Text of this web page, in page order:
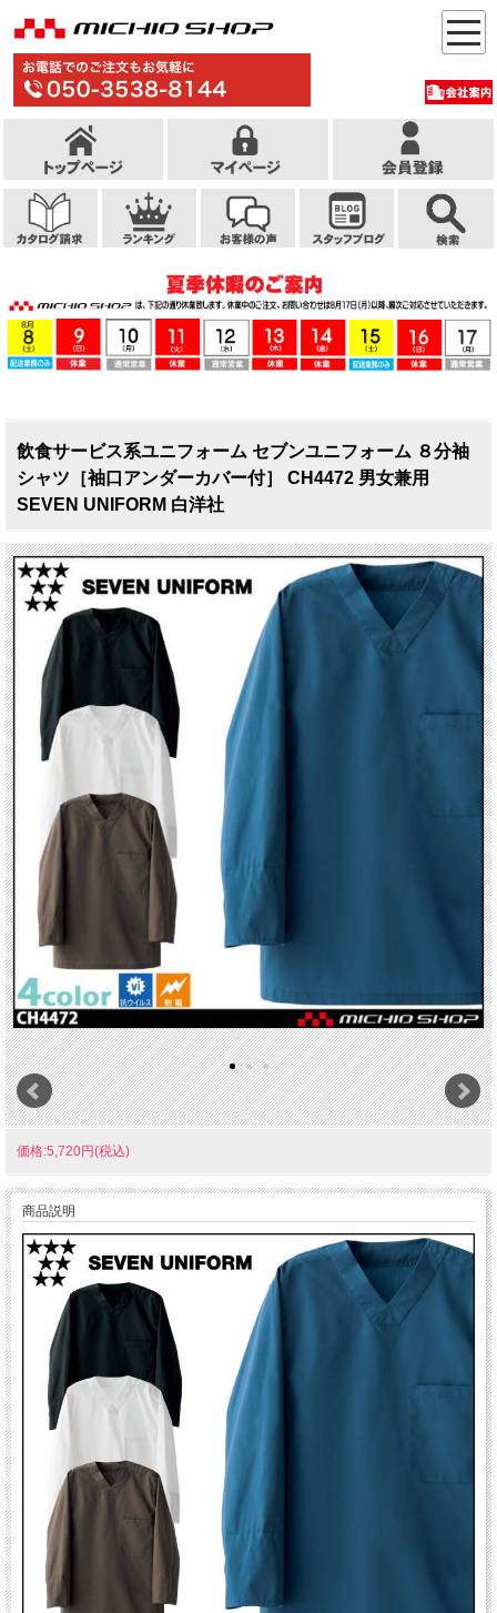
飲食サービス系ユニフォーム セブンユニフォーム ８分袖
シャツ［袖口アンダーカバー付］ CH4472 男女兼用
SEVEN UNIFORM 白洋社
価格:5,720円(税込)
商品説明